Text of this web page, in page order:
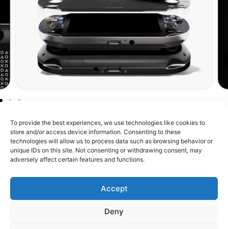
To provide the best experiences, we use technologies like cookies to
store and/or access device information. Consenting to these
technologies will allow us to process data such as browsing behavior or
unique IDs on this site. Not consenting or withdrawing consent, may
adversely affect certain features and functions.
Accept
Deny
À propos de RetroMetroid
Boutique